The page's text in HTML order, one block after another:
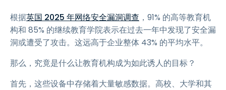
根据英国 2025 年网络安全漏洞调查 ，91% 的高等教育机
构和 85% 的继续教育学院表示在过去一年中发现了安全漏
洞或遭受了攻击。这远高于企业整体 43% 的平均水平。
那么，究竟是什么让教育机构成为如此诱人的目标？
首先，这些设备中存储着大量敏感数据。高校、大学和其